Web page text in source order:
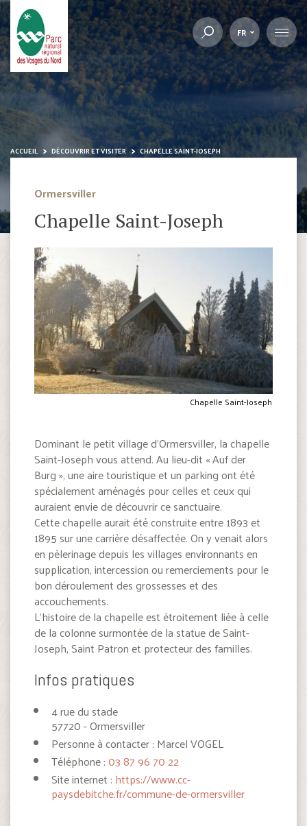
FR
ACCUEIL DÉCOUVRIR ET VISITER CHAPELLE SAINT-JOSEPH
Ormersviller
Chapelle Saint-Joseph
Chapelle Saint-Joseph
Dominant le petit village d’Ormersviller, la chapelle
Saint-Joseph vous attend. Au lieu-dit « Auf der
Burg », une aire touristique et un parking ont été
spécialement aménagés pour celles et ceux qui
auraient envie de découvrir ce sanctuaire.
Cette chapelle aurait été construite entre 1893 et
1895 sur une carrière désaffectée. On y venait alors
en pèlerinage depuis les villages environnants en
supplication, intercession ou remerciements pour le
bon déroulement des grossesses et des
accouchements.
L’histoire de la chapelle est étroitement liée à celle
de la colonne surmontée de la statue de Saint-
Joseph, Saint Patron et protecteur des familles.
Infos pratiques
4 rue du stade
57720 - Ormersviller
Personne à contacter : Marcel VOGEL
Téléphone :03 87 96 70 22
Site internet : https://www.cc-
paysdebitche.fr/commune-de-ormersviller